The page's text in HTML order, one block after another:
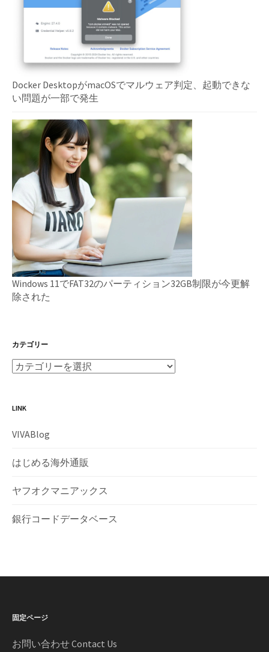
Docker DesktopがmacOSでマルウェア判定、起動できな
い問題が一部で発生
Windows 11でFAT32のパーティション32GB制限が今更解
除された
カテゴリー
LINK
VIVABlog
はじめる海外通販
ヤフオクマニアックス
銀行コードデータベース
固定ページ
お問い合わせ Contact Us